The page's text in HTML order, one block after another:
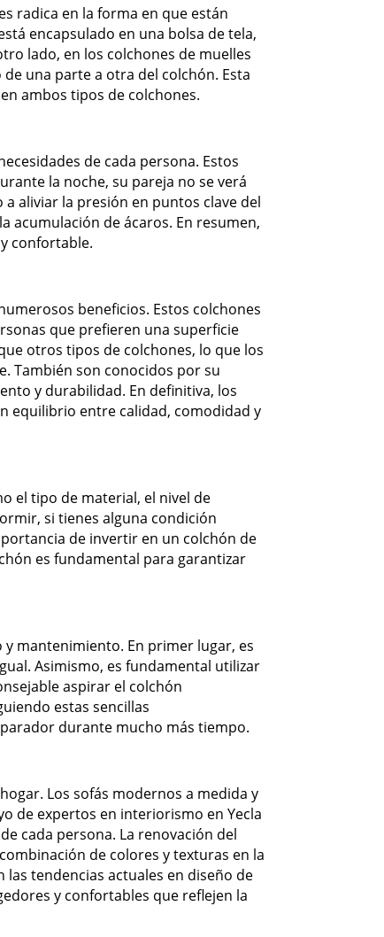
radica en la forma en que están
encapsulado en una bolsa de tela,
lado, en los colchones de muelles
una parte a otra del colchón. Esta
ambos tipos de colchones.
de cada persona. Estos
la noche, su pareja no se verá
aliviar la presión en puntos clave del
acumulación de ácaros. En resumen,
y confortable.
beneficios. Estos colchones
que prefieren una superficie
otros tipos de colchones, lo que los
También son conocidos por su
y durabilidad. En definitiva, los
equilibrio entre calidad, comodidad y
el tipo de material, el nivel de
si tienes alguna condición
de invertir en un colchón de
es fundamental para garantizar
mantenimiento. En primer lugar, es
Asimismo, es fundamental utilizar
aspirar el colchón
estas sencillas
durante mucho más tiempo.
Los sofás modernos a medida y
de expertos en interiorismo en Yecla
cada persona. La renovación del
de colores y texturas en la
tendencias actuales en diseño de
y confortables que reflejen la